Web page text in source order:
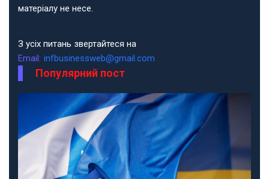
матеріалу не несе.
З усіх питань звертайтеся на
Email: infbusinessweb@gmail.com
Популярний пост